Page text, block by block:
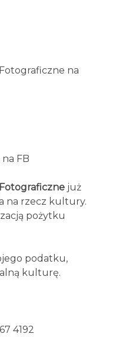
na
FB
już
na rzecz kultury.
pożytku
podatku,
kulturę.
4192